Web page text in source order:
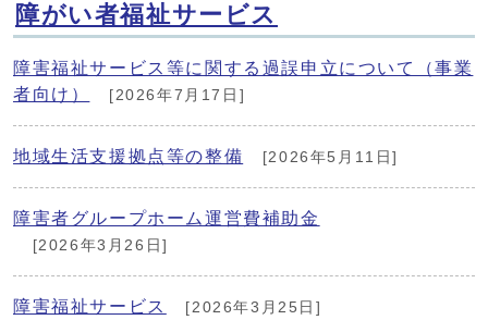
障がい者福祉サービス
障害福祉サービス等に関する過誤申立について（事業
者向け）
[2026年7月17日]
地域生活支援拠点等の整備 [2026年5月11日]
障害者グループホーム運営費補助金
[2026年3月26日]
障害福祉サービス [2026年3月25日]